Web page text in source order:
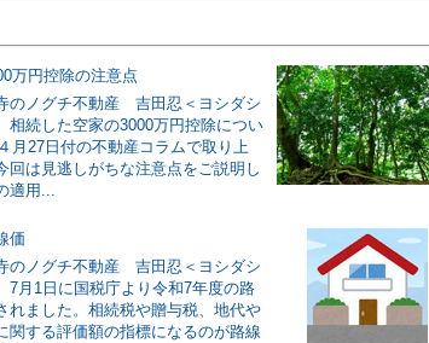
万円控除の注意点
のノグチ不動産 吉田忍＜ヨシダシ
相続した空家の3000万円控除につい
月27日付の不動産コラムで取り上
回は見逃しがちな注意点をご説明し
適用...
価
のノグチ不動産 吉田忍＜ヨシダシ
7月1日に国税庁より令和7年度の路
れました。相続税や贈与税、地代や
関する評価額の指標になるのが路線